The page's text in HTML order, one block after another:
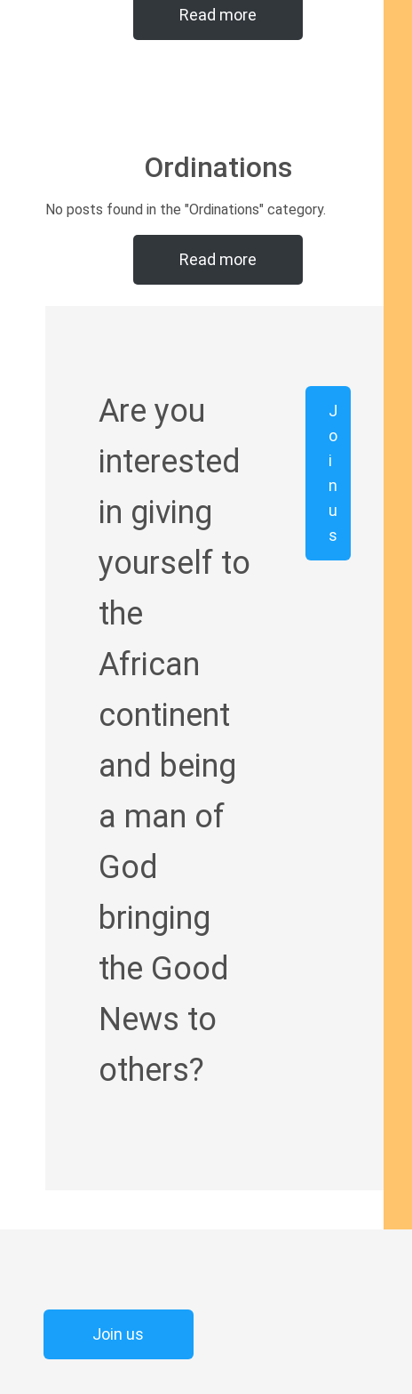
Read more
Ordinations
No posts found in the "Ordinations" category.
Read more
Are you
interested
in giving
yourself to
the
African
continent
and being
a man of
God
bringing
the Good
News to
others?
J
o
i
n
u
s
Join us